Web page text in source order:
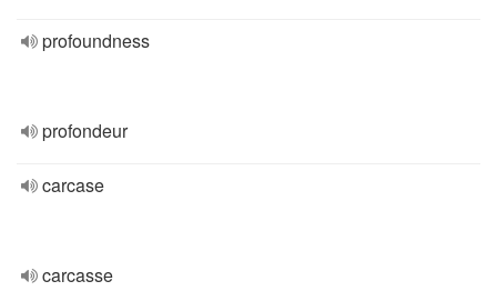
profoundness
profondeur
carcase
carcasse